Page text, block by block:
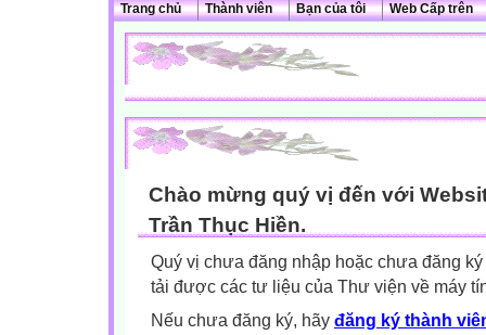
Trang chủ Thành viên Bạn của tôi Web Cấp trên
Chào mừng quý vị đến với
Trần Thục Hiền.
Quý vị chưa đăng nhập hoặc chưa đăng
tải được các tư liệu của Thư viện về máy
Nếu chưa đăng ký, hãy đăng ký thành